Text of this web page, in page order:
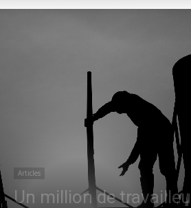
sans-
Articles
Un million de